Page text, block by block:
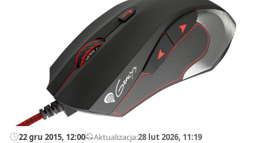
22 gru 2015, 12:00—Aktualizacja:28 lut 2026, 11:19